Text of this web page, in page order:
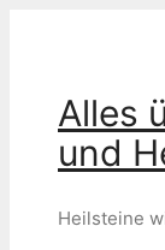
Alles
und
Heilsteine